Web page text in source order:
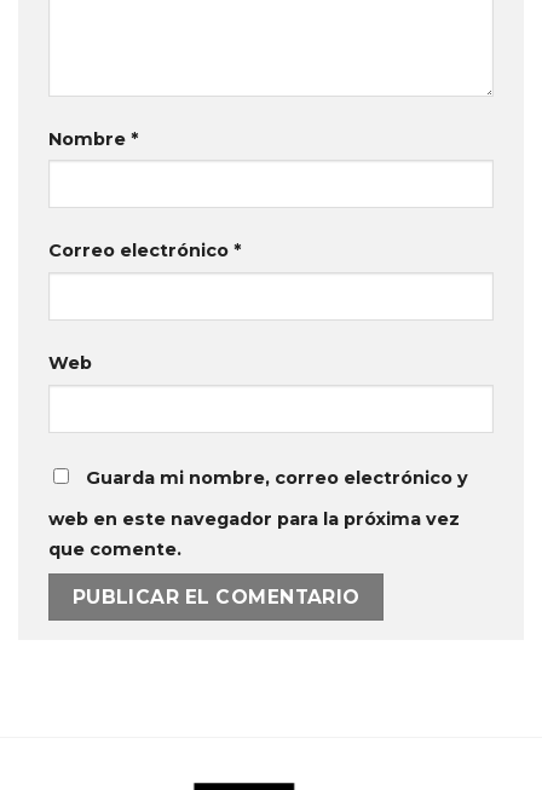
Nombre *
Correo electrónico *
Web
Guarda mi nombre, correo electrónico y
web en este navegador para la próxima vez
que comente.